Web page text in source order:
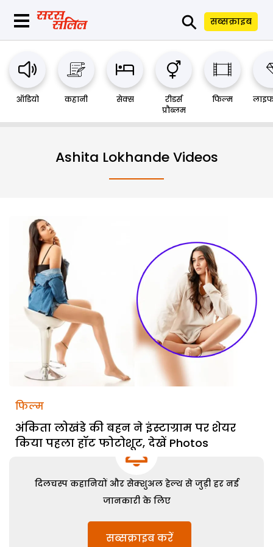
⚲ सब्सक्राइब
ऑडियो कहानी सेक्स
रीडर्स
प्रौब्लम
फिल्म
Ashita Lokhande Videos
फिल्म
अंकिता लोखंडे की बहन ने इंस्टाग्राम पर शेयर
किया पहला हॉट फोटोशूट, देखें Photos
दिलचस्प कहानियों और सेक्शुअल हेल्थ से जुड़ी हर नई
जानकारी के लिए
सब्सक्राइब करें